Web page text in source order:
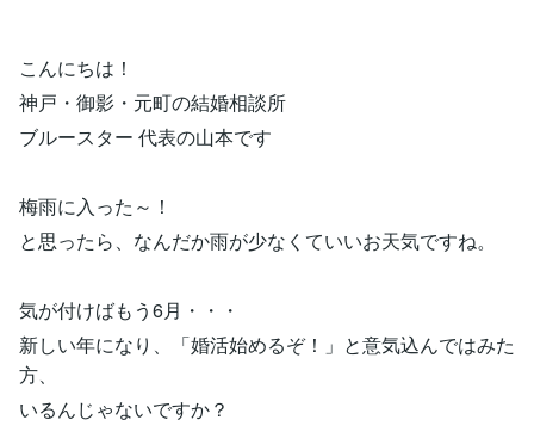
こんにちは！
神戸・御影・元町の結婚相談所
ブルースター 代表の山本です
梅雨に入った～！
と思ったら、なんだか雨が少なくていいお天気ですね。
気が付けばもう6月・・・
新しい年になり、「婚活始めるぞ！」と意気込んではみた
方、
いるんじゃないですか？